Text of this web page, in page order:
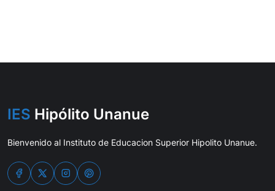
IES Hipólito Unanue
Bienvenido al Instituto de Educacion Superior Hipolito Unanue.